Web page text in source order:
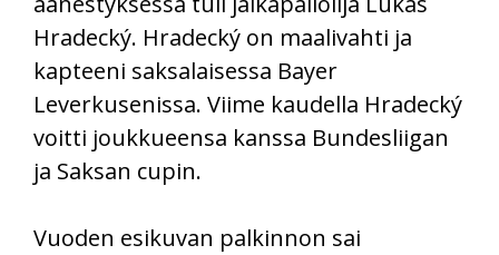
Hradecký. Hradecký on maalivahti ja
kapteeni saksalaisessa Bayer
Leverkusenissa. Viime kaudella Hradecký
voitti joukkueensa kanssa Bundesliigan
ja Saksan cupin.
Vuoden esikuvan palkinnon sai